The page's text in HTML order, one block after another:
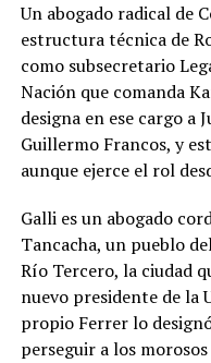
Un abogado radical de
estructura técnica de
como subsecretario
Nación que comanda
designa en ese cargo a
Guillermo Francos, y
aunque ejerce el rol
Galli es un abogado
Tancacha, un pueblo
Río Tercero, la ciudad
nuevo presidente de la
propio Ferrer lo
perseguir a los